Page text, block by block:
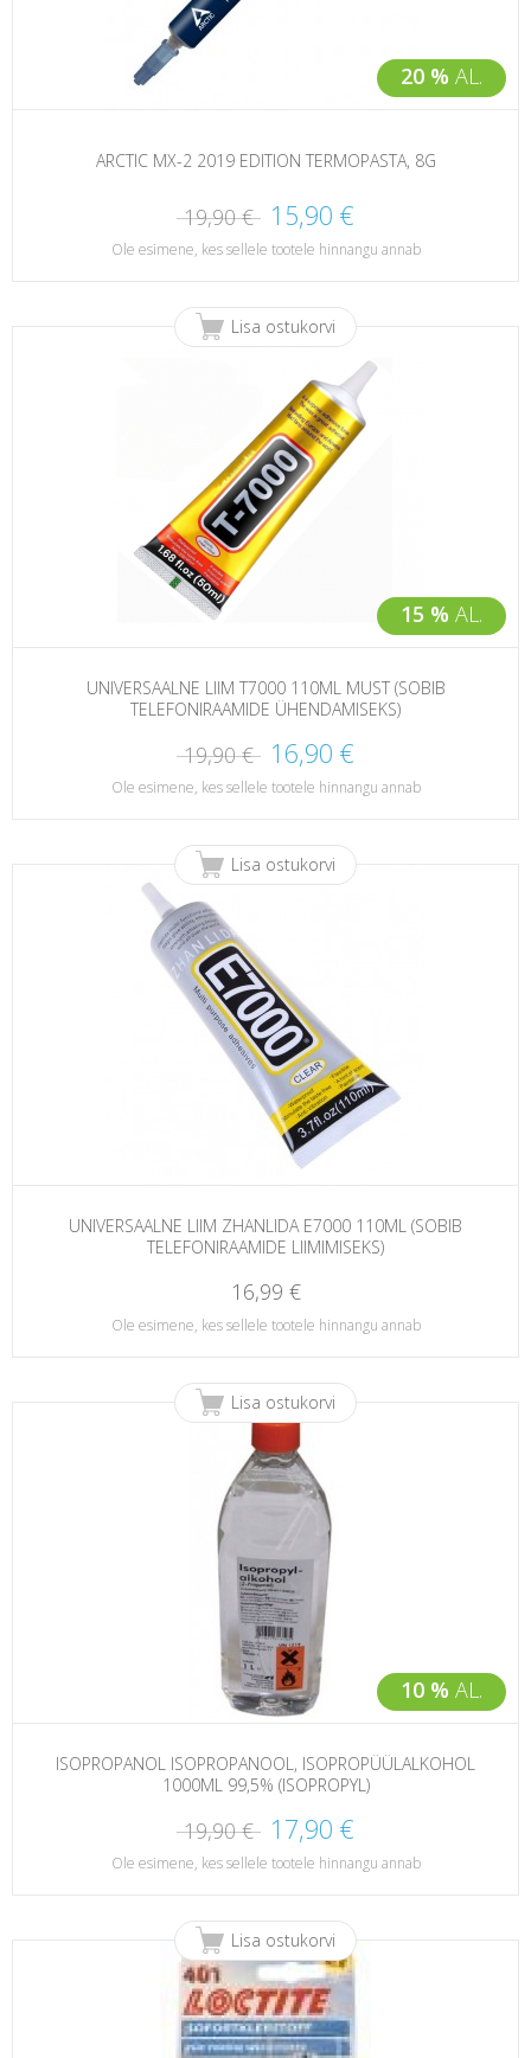
20 % AL.
ARCTIC MX-2 2019 EDITION TERMOPASTA, 8G
19,90 € 15,90 €
Ole esimene, kes sellele tootele hinnangu annab
15 % AL.
Lisa ostukorvi
UNIVERSAALNE LIIM T7000 110ML MUST (SOBIB
TELEFONIRAAMIDE ÜHENDAMISEKS)
19,90 € 16,90 €
Ole esimene, kes sellele tootele hinnangu annab
Lisa ostukorvi
UNIVERSAALNE LIIM ZHANLIDA E7000 110ML (SOBIB
TELEFONIRAAMIDE LIIMIMISEKS)
16,99 €
Ole esimene, kes sellele tootele hinnangu annab
10 % AL.
Lisa ostukorvi
ISOPROPANOL ISOPROPANOOL, ISOPROPÜÜLALKOHOL
1000ML 99,5% (ISOPROPYL)
19,90 € 17,90 €
Ole esimene, kes sellele tootele hinnangu annab
Lisa ostukorvi